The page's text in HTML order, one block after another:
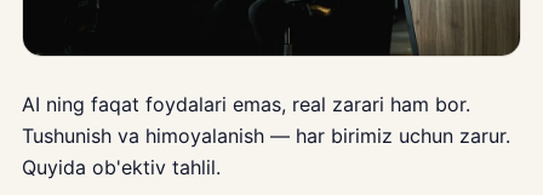
AI ning faqat foydalari emas, real zarari ham bor.
Tushunish va himoyalanish — har birimiz uchun zarur.
Quyida ob'ektiv tahlil.